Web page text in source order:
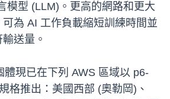
模型 (LLM)。更高的網路和更大
為 AI 工作負載縮短訓練時間並
送量。
體現已在下列 AWS 區域以 p6-
格推出：美國西部 (奧勒岡)、